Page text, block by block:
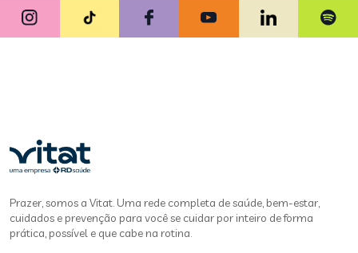
Prazer, somos a Vitat. Uma rede completa de saúde, bem-estar,
cuidados e prevenção para você se cuidar por inteiro de forma
prática, possível e que cabe na rotina.